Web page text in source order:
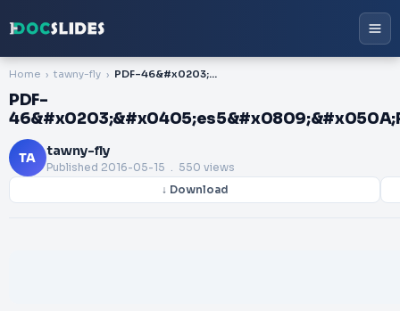
Home tawny-fly PDF-46&#x0203;&#x0405;es5&#x0809;&#x050A;Ris5asds&#x0E0F;5&#x0210;v&#x1107
PDF-
TA tawny-fly
Published 2016-05-15 . 550 views
↓ Download